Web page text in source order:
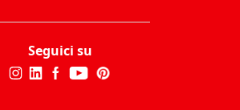
Seguici su